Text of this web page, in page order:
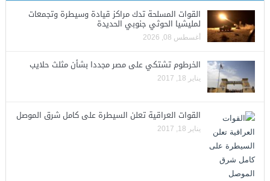
القوات المسلحة تدك مراكز قيادة وسيطرة وتجمعات
لمليشيا الحوثي جنوبي الحديدة
أغسطس 08, 2026
الخرطوم تشتكي على مصر مجددا بشأن مثلث حلايب
يناير 18, 2017
القوات العراقية تعلن السيطرة على كامل شرق الموصل
يناير 18, 2017